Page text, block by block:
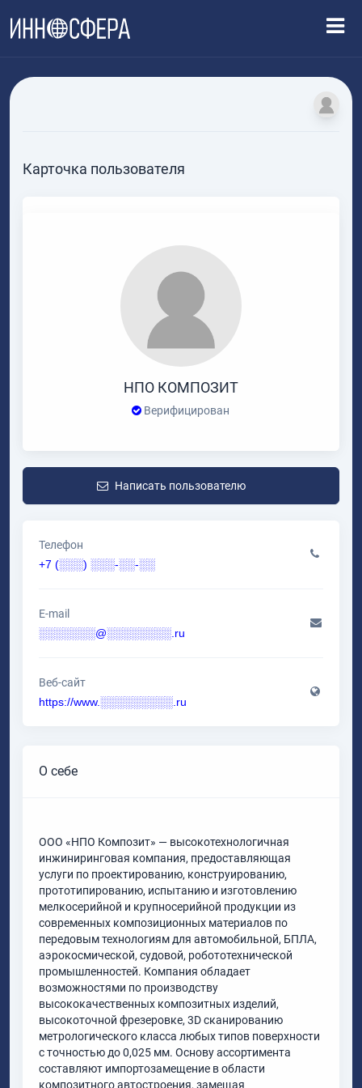
Карточка пользователя
НПО КОМПОЗИТ
Верифицирован
Написать пользователю
Телефон
+7 (░░░) ░░░-░░-░░
E-mail
░░░░░░░@░░░░░░░░.ru
Веб-сайт
https://www.░░░░░░░░░.ru
О себе
ООО «НПО Композит» — высокотехнологичная
инжиниринговая компания, предоставляющая
услуги по проектированию, конструированию,
прототипированию, испытанию и изготовлению
мелкосерийной и крупносерийной продукции из
современных композиционных материалов по
передовым технологиям для автомобильной, БПЛА,
аэрокосмической, судовой, робототехнической
промышленностей. Компания обладает
возможностями по производству
высококачественных композитных изделий,
высокоточной фрезеровке, 3D сканированию
метрологического класса любых типов поверхности
с точностью до 0,025 мм. Основу ассортимента
составляют импортозамещение в области
композитного автостроения, замещая